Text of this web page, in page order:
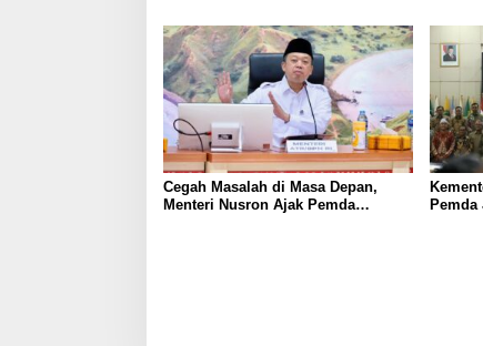
Cegah Masalah di Masa Depan,
Menteri Nusron Ajak Pemda
Pemda